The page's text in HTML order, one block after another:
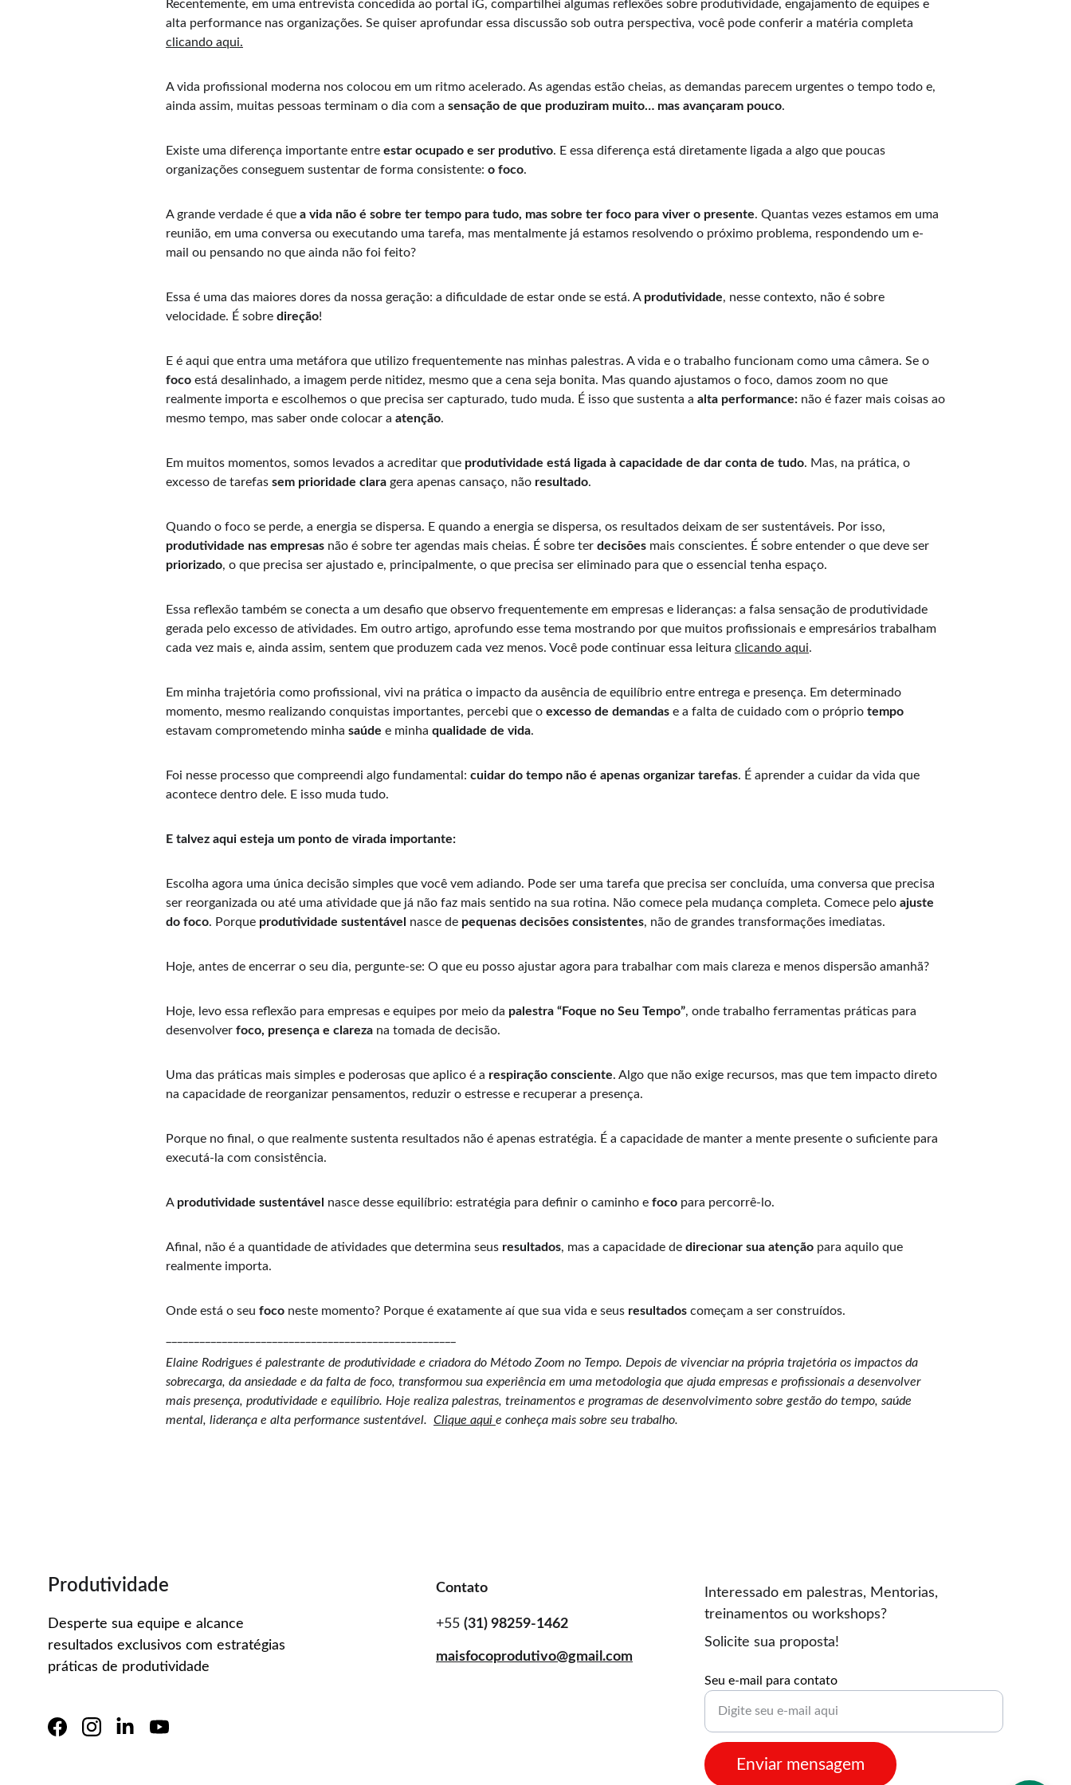
Recentemente, em uma entrevista concedida ao portal iG, compartilhei algumas reflexões sobre produtividade, engajamento de equipes e
alta performance nas organizações. Se quiser aprofundar essa discussão sob outra perspectiva, você pode conferir a matéria completa
c licando aqui.
A vida profissional moderna nos colocou em um ritmo acelerado. As agendas estão cheias, as demandas parecem urgentes o tempo todo e,
ainda assim, muitas pessoas terminam o dia com a sensação de que produziram muito… mas avançaram pouco.
Existe uma diferença importante entre estar ocupado e ser produtivo. E essa diferença está diretamente ligada a algo que poucas
organizações conseguem sustentar de forma consistente: o foco.
A grande verdade é que a vida não é sobre ter tempo para tudo, mas sobre ter foco para viver o presente. Quantas vezes estamos em uma
reunião, em uma conversa ou executando uma tarefa, mas mentalmente já estamos resolvendo o próximo problema, respondendo um e-
mail ou pensando no que ainda não foi feito?
Essa é uma das maiores dores da nossa geração: a dificuldade de estar onde se está. A produtividade, nesse contexto, não é sobre
velocidade. É sobre direção!
E é aqui que entra uma metáfora que utilizo frequentemente nas minhas palestras. A vida e o trabalho funcionam como uma câmera. Se o
foco está desalinhado, a imagem perde nitidez, mesmo que a cena seja bonita. Mas quando ajustamos o foco, damos zoom no que
realmente importa e escolhemos o que precisa ser capturado, tudo muda. É isso que sustenta a alta performance: não é fazer mais coisas ao
mesmo tempo, mas saber onde colocar a atenção.
Em muitos momentos, somos levados a acreditar que produtividade está ligada à capacidade de dar conta de tudo. Mas, na prática, o
excesso de tarefas sem prioridade clara gera apenas cansaço, não resultado.
Quando o foco se perde, a energia se dispersa. E quando a energia se dispersa, os resultados deixam de ser sustentáveis. Por isso,
produtividade nas empresas não é sobre ter agendas mais cheias. É sobre ter decisões mais conscientes. É sobre entender o que deve ser
priorizado, o que precisa ser ajustado e, principalmente, o que precisa ser eliminado para que o essencial tenha espaço.
Essa reflexão também se conecta a um desafio que observo frequentemente em empresas e lideranças: a falsa sensação de produtividade
gerada pelo excesso de atividades. Em outro artigo, aprofundo esse tema mostrando por que muitos profissionais e empresários trabalham
cada vez mais e, ainda assim, sentem que produzem cada vez menos. Você pode continuar essa leitura clicando aqui.
Em minha trajetória como profissional, vivi na prática o impacto da ausência de equilíbrio entre entrega e presença. Em determinado
momento, mesmo realizando conquistas importantes, percebi que o excesso de demandas e a falta de cuidado com o próprio tempo
estavam comprometendo minha saúde e minha qualidade de vida.
Foi nesse processo que compreendi algo fundamental: cuidar do tempo não é apenas organizar tarefas. É aprender a cuidar da vida que
acontece dentro dele. E isso muda tudo.
E talvez aqui esteja um ponto de virada importante:
Escolha agora uma única decisão simples que você vem adiando. Pode ser uma tarefa que precisa ser concluída, uma conversa que precisa
ser reorganizada ou até uma atividade que já não faz mais sentido na sua rotina. Não comece pela mudança completa. Comece pelo ajuste
do foco. Porque produtividade sustentável nasce de pequenas decisões consistentes, não de grandes transformações imediatas.
Hoje, antes de encerrar o seu dia, pergunte-se: O que eu posso ajustar agora para trabalhar com mais clareza e menos dispersão amanhã?
Hoje, levo essa reflexão para empresas e equipes por meio da palestra “Foque no Seu Tempo”, onde trabalho ferramentas práticas para
desenvolver foco, presença e clareza na tomada de decisão.
Uma das práticas mais simples e poderosas que aplico é a respiração consciente. Algo que não exige recursos, mas que tem impacto direto
na capacidade de reorganizar pensamentos, reduzir o estresse e recuperar a presença.
Porque no final, o que realmente sustenta resultados não é apenas estratégia. É a capacidade de manter a mente presente o suficiente para
executá-la com consistência.
A produtividade sustentável nasce desse equilíbrio: estratégia para definir o caminho e foco para percorrê-lo.
Afinal, não é a quantidade de atividades que determina seus resultados, mas a capacidade de direcionar sua atenção para aquilo que
realmente importa.
Onde está o seu foco neste momento? Porque é exatamente aí que sua vida e seus resultados começam a ser construídos.
Elaine Rodrigues é palestrante de produtividade e criadora do Método Zoom no Tempo. Depois de vivenciar na própria trajetória os impactos da
sobrecarga, da ansiedade e da falta de foco, transformou sua experiência em uma metodologia que ajuda empresas e profissionais a desenvolver
mais presença, produtividade e equilíbrio. Hoje realiza palestras, treinamentos e programas de desenvolvimento sobre gestão do tempo, saúde
mental, liderança e alta performance sustentável. Clique aqui e conheça mais sobre seu trabalho.
Produtividade
Desperte sua equipe e alcance
resultados exclusivos com estratégias
práticas de produtividade
Contato
Interessado em palestras, Mentorias,
treinamentos ou workshops?
Solicite sua proposta!
maisfocoprodutivo@gmail.com
+55 (31) 98259-1462
Seu e-mail para contato
Enviar mensagem